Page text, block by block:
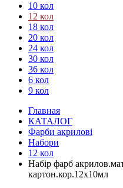
10 кол
12 кол
18 кол
20 кол
24 кол
30 кол
36 кол
6 кол
9 кол
Главная
КАТАЛОГ
Фарби акрилові
Набори
12 кол
Набір фарб
картон.кор.12х10мл